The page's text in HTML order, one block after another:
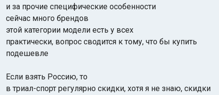
и за прочие специфические особенности
сейчас много брендов
этой категории модели есть у всех
практически, вопрос сводится к тому, что бы купить
подешевле
Если взять Россию, то
в триал-спорт регулярно скидки, хотя я не знаю, скидки